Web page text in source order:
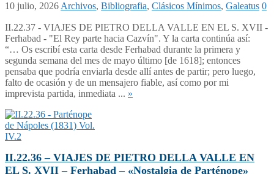
10 julio, 2026 Archivos, Bibliografia, Clásicos Mínimos, Galeatus 0
II.22.37 - VIAJES DE PIETRO DELLA VALLE EN EL S. XVII -
Ferhabad - "El Rey parte hacia Cazvín". Y la carta continúa así:
“… Os escribí esta carta desde Ferhabad durante la primera y
segunda semana del mes de mayo último [de 1618]; entonces
pensaba que podría enviarla desde allí antes de partir; pero luego,
falto de ocasión y de un mensajero fiable, así como por mi
imprevista partida, inmediata ... »
II.22.36 – VIAJES DE PIETRO DELLA VALLE EN
EL S. XVII – Ferhabad – «Nostalgia de Parténope»